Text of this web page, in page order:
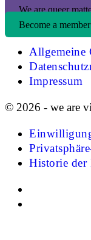
We are queer
Become a member
Allgemeine
Impressum
© 2026 - we are
Historie der